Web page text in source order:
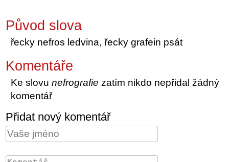
Původ slova
řecky nefros ledvina, řecky grafein psát
Komentáře
Ke slovunefrografie zatím nikdo nepřidal žádný
komentář
Přidat nový komentář